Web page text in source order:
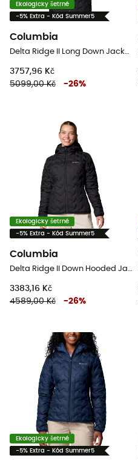
Ekologicky šetrné
-5% Extra - Kód Summer5
Columbia
Delta Ridge II Long Down Jacket - Dámská péřová bunda
3757,96 Kč
5099,00 Kč
-26%
Ekologicky šetrné
-5% Extra - Kód Summer5
Columbia
Delta Ridge II Down Hooded Jacket - Dámská péřová bunda
3383,16 Kč
4589,00 Kč
-26%
Ekologicky šetrné
-5% Extra - Kód Summer5